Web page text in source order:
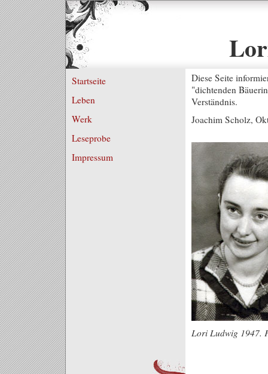
Startseite
Leben
Werk
Leseprobe
Impressum
Diese Seite
"dichtenden
Verständnis.
Joachim Scholz,
Lori Ludwig 1947.